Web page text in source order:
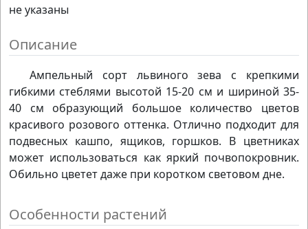
не указаны
Описание
Ампельный сорт львиного зева с крепкими
гибкими стеблями высотой 15-20 см и шириной 35-
40 см образующий большое количество цветов
красивого розового оттенка. Отлично подходит для
подвесных кашпо, ящиков, горшков. В цветниках
может использоваться как яркий почвопокровник.
Обильно цветет даже при коротком световом дне.
Особенности растений